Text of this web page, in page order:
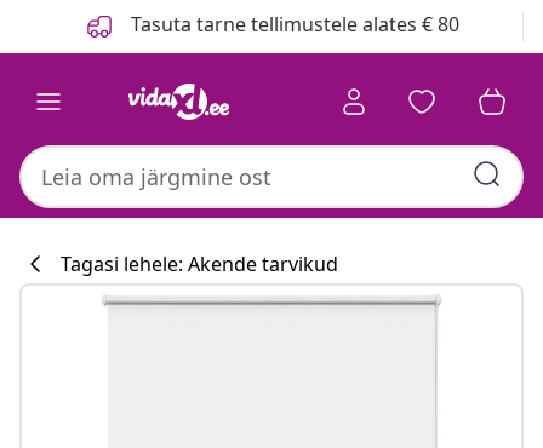
Tasuta tarne tellimustele alates € 80
Tagasi lehele: Akende tarvikud